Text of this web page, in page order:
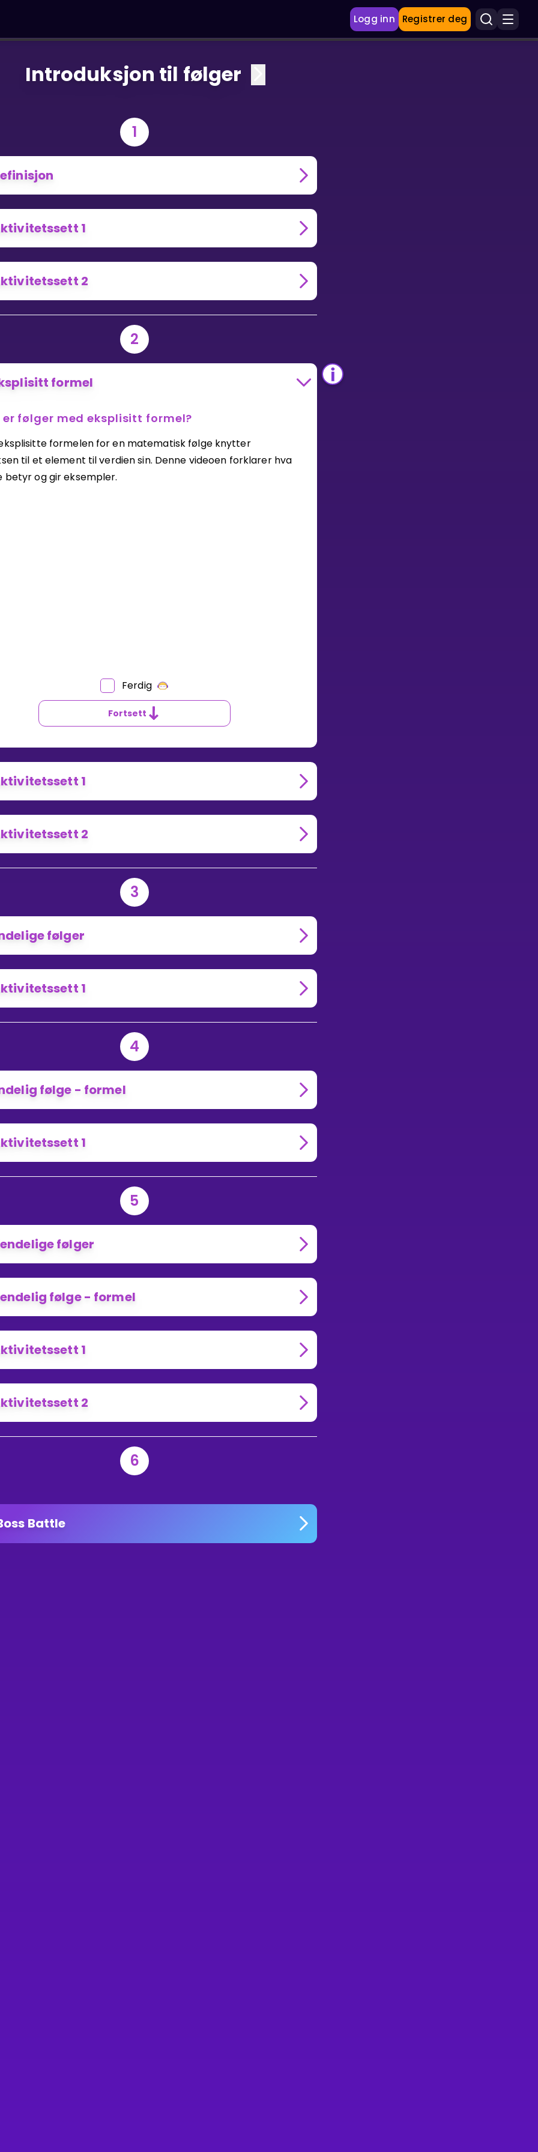
Logg inn Registrer deg
Bestill privatundervisning
Inviter en venn
Introduksjon til følger
1
1
2
2
formel
er følger med eksplisitt formel?
formelen for en matematisk følge knytter
til et element til verdien sin. Denne videoen forklarer hva
betyr og gir eksempler.
Ferdig
Fortsett
1
2
3
følger
1
4
følge - formel
1
5
følger
følge - formel
1
2
6
Battle